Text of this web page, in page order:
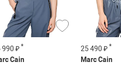
990 ₽ *
Cain
25 490 ₽ *
Marc Cain